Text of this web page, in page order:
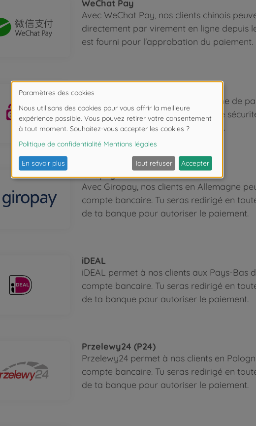
WeChat Pay
Avec WeChat Pay, nos clients chinois
directement par virement en ligne depuis
est fourni pour l'approbation du paiement.
EPS
EPS permet à nos clients en Autriche de
bancaire. Tu seras redirigé en toute
banque pour autoriser le paiement.
Giropay
Avec Giropay, nos clients en Allemagne
compte bancaire. Tu seras redirigé en
de ta banque pour autoriser le paiement.
iDEAL
iDEAL permet à nos clients aux Pays-Bas
compte bancaire. Tu seras redirigé en
de ta banque pour autoriser le paiement.
Przelewy24 (P24)
Przelewy24 permet à nos clients en
compte bancaire. Tu seras redirigé en
de ta banque pour autoriser le paiement.